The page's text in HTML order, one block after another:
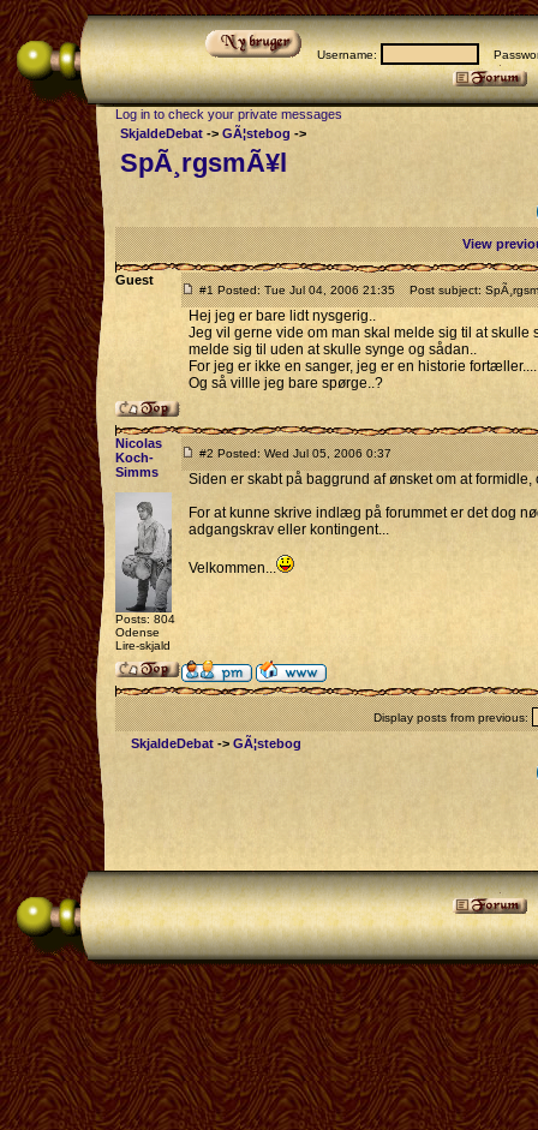
Username:
Log in to check your private messages
SkjaldeDebat -> GÃ¦stebog ->
SpÃ¸rgsmÃ¥l
View
Guest
#1 Posted: Tue Jul 04, 2006 21:35 Post subject:
Hej jeg er bare lidt nysgerig..
Jeg vil gerne vide om man skal melde sig til at
melde sig til uden at skulle synge og sådan..
For jeg er ikke en sanger, jeg er en historie fortæller....
Og så villle jeg bare spørge..?
Nicolas
Koch-
Simms
Posts: 804
Odense
Lire-skjald
#2 Posted: Wed Jul 05, 2006 0:37
Siden er skabt på baggrund af ønsket om at
For at kunne skrive indlæg på forummet er det dog
adgangskrav eller kontingent...
Velkommen...
Display posts from previous:
SkjaldeDebat -> GÃ¦stebog